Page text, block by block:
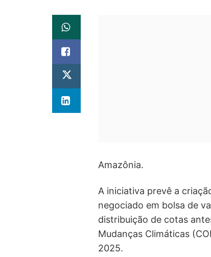
Amazônia.
A iniciativa prevê a
negociado em bolsa de
distribuição de cotas
Mudanças Climáticas
2025.